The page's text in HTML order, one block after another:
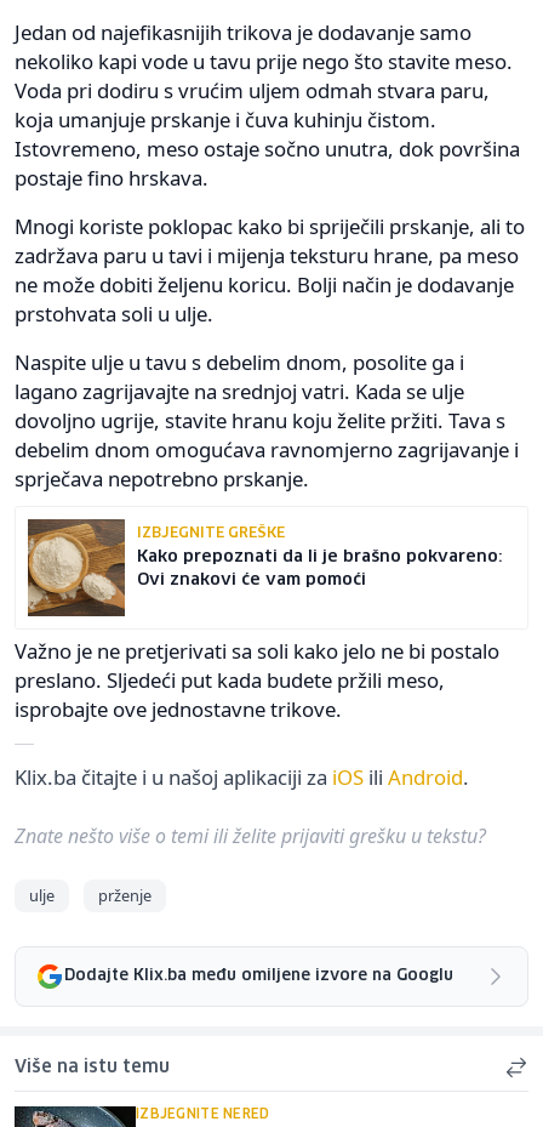
Jedan od najefikasnijih trikova je dodavanje samo
nekoliko kapi vode u tavu prije nego što stavite meso.
Voda pri dodiru s vrućim uljem odmah stvara paru,
koja umanjuje prskanje i čuva kuhinju čistom.
Istovremeno, meso ostaje sočno unutra, dok površina
postaje fino hrskava.
Mnogi koriste poklopac kako bi spriječili prskanje, ali to
zadržava paru u tavi i mijenja teksturu hrane, pa meso
ne može dobiti željenu koricu. Bolji način je dodavanje
prstohvata soli u ulje.
Naspite ulje u tavu s debelim dnom, posolite ga i
lagano zagrijavajte na srednjoj vatri. Kada se ulje
dovoljno ugrije, stavite hranu koju želite pržiti. Tava s
debelim dnom omogućava ravnomjerno zagrijavanje i
sprječava nepotrebno prskanje.
IZBJEGNITE GREŠKE
Kako prepoznati da li je brašno pokvareno:
Ovi znakovi će vam pomoći
Važno je ne pretjerivati sa soli kako jelo ne bi postalo
preslano. Sljedeći put kada budete pržili meso,
isprobajte ove jednostavne trikove.
Klix.ba čitajte i u našoj aplikaciji za iOS ili Android.
Znate nešto više o temi ili želite prijaviti grešku u tekstu?
ulje prženje
Dodajte Klix.ba među omiljene izvore na Googlu
Više na istu temu
IZBJEGNITE NERED